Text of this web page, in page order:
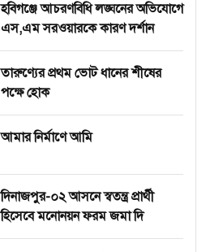
হবিগঞ্জে আচরণবিধি লঙ্ঘনের অভিযোগে
এস,এম সরওয়ারকে কারণ দর্শান
তারুণ্যের প্রথম ভোট ধানের শীষের
পক্ষে হোক
আমার নির্মাণে আমি
দিনাজপুর-০২ আসনে স্বতন্ত্র প্রার্থী
হিসেবে মনোনয়ন ফরম জমা দি